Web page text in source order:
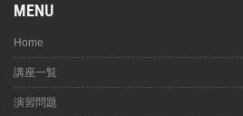
MENU
Home
講座一覧
演習問題